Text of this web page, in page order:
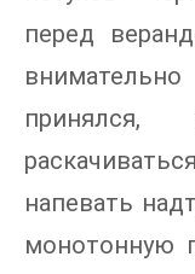
перед
напевать
монотонную